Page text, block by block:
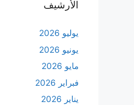
الأرشيف
يوليو 2026
يونيو 2026
مايو 2026
فبراير 2026
يناير 2026